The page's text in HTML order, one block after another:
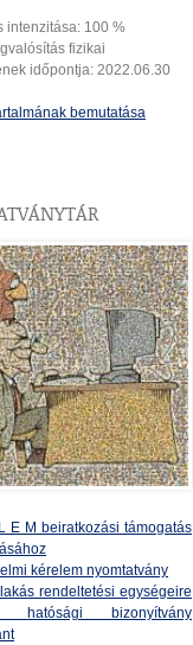
intenzitása: 100 %
fizikai
időpontja: 2022.06.30
bemutatása
E M beiratkozási támogatás
kérelem nyomtatvány
rendeltetési egységeire
hatósági bizonyítvány